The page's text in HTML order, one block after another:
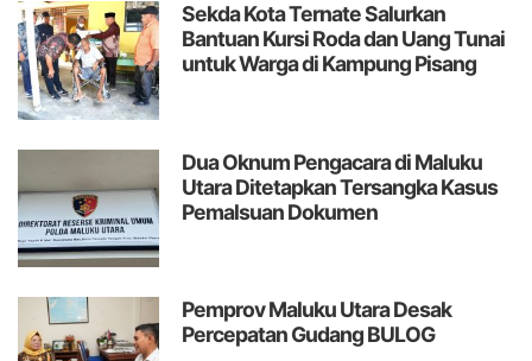
Sekda Kota Ternate Salurkan
Bantuan Kursi Roda dan Uang Tunai
untuk Warga di Kampung Pisang
Dua Oknum Pengacara di Maluku
Utara Ditetapkan Tersangka Kasus
Pemalsuan Dokumen
Pemprov Maluku Utara Desak
Percepatan Gudang BULOG